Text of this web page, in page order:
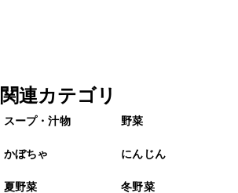
関連カテゴリ
スープ・汁物 野菜
かぼちゃ にんじん
夏野菜 冬野菜